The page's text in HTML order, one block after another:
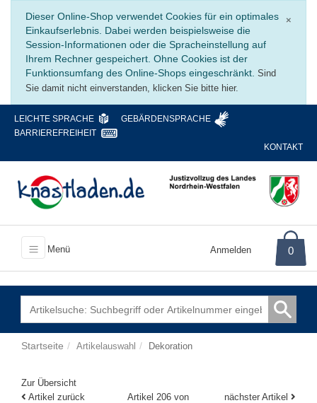
×
Dieser Online-Shop verwendet Cookies für ein optimales
Einkaufserlebnis. Dabei werden beispielsweise die
Session-Informationen oder die Spracheinstellung auf
Ihrem Rechner gespeichert. Ohne Cookies ist der
Funktionsumfang des Online-Shops eingeschränkt. Sind
Sie damit nicht einverstanden, klicken Sie bitte hier.
LEICHTE SPRACHE
GEBÄRDENSPRACHE
BARRIEREFREIHEIT
KONTAKT
Menü Anmelden 0
Startseite Artikelauswahl Dekoration
Zur Übersicht
Artikel zurück
Artikel 206 von
nächster Artikel